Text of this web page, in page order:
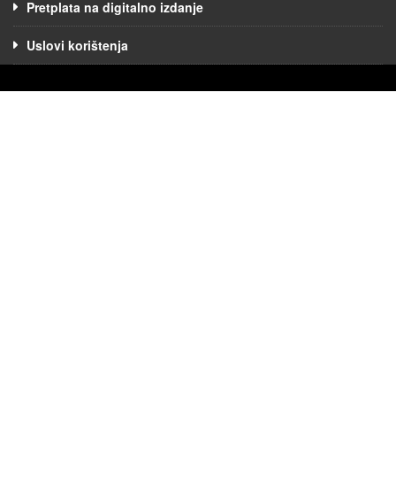
Pretplata na digitalno izdanje
Uslovi korištenja